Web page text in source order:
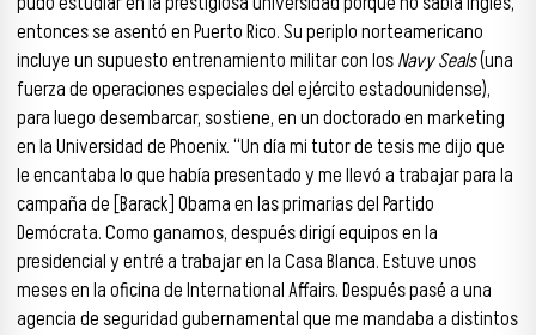
entonces se asentó en Puerto Rico. Su periplo norteamericano
incluye un supuesto entrenamiento militar con losNavy Seals(una
fuerza de operaciones especiales del ejército estadounidense),
para luego desembarcar, sostiene, en un doctorado en marketing
en la Universidad de Phoenix. “Un día mi tutor de tesis me dijo que
le encantaba lo que había presentado y me llevó a trabajar para la
campaña de [Barack] Obama en las primarias del Partido
Demócrata. Como ganamos, después dirigí equipos en la
presidencial y entré a trabajar en la Casa Blanca. Estuve unos
meses en la oficina de International Affairs. Después pasé a una
agencia de seguridad gubernamental que me mandaba a distintos